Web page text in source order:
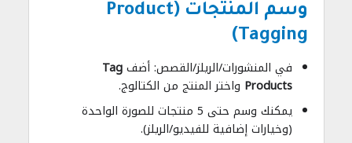
وسم المنتجات (Product
Tagging)
في المنشورات/الريلز/القصص: أضفTag
Products واختر المنتج من الكتالوج.
يمكنك وسم حتى 5 منتجات للصورة الواحدة
(وخيارات إضافية للفيديو/الريلز).